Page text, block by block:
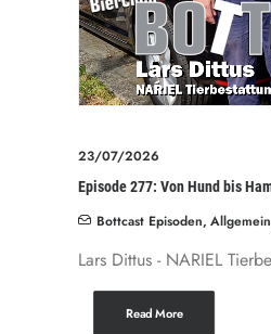
23/07/2026
Episode 277: Von Hund bis
Bottcast Episoden, Allgemein
Lars Dittus - NARIEL
Read More